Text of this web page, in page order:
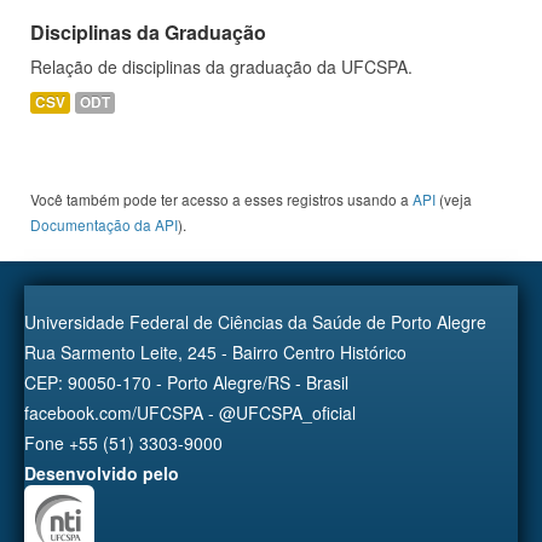
Disciplinas da Graduação
Relação de disciplinas da graduação da UFCSPA.
CSV ODT
Você também pode ter acesso a esses registros usando a API (veja
Documentação da API).
Universidade Federal de Ciências da Saúde de Porto Alegre
Rua Sarmento Leite, 245 - Bairro Centro Histórico
CEP: 90050-170 - Porto Alegre/RS - Brasil
facebook.com/UFCSPA - @UFCSPA_oficial
Fone +55 (51) 3303-9000
Desenvolvido pelo